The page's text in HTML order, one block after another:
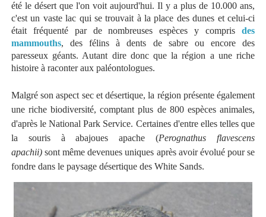
été le désert que l'on voit aujourd'hui. Il y a plus de 10.000 ans,
c'est un vaste lac qui se trouvait à la place des dunes et celui-ci
était fréquenté par de nombreuses espèces y comprisdes
mammouths, des félins à dents de sabre ou encore des
paresseux géants. Autant dire donc que la région a une riche
histoire à raconter aux paléontologues.
Malgré son aspect sec et désertique, la région présente également
une riche biodiversité, comptant plus de 800 espèces animales,
d'après le National Park Service. Certaines d'entre elles telles que
la souris à abajoues apache (Perognathus flavescens
apachii)sont même devenues uniques après avoir évolué pour se
fondre dans le paysage désertique des White Sands.